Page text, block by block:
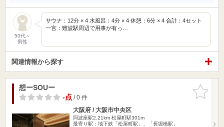
50代～
男性
サウナ：12分 × 4 水風呂：4分 × 4 休憩：6分 × 4 合計：4セット
一言：難波駅周辺で用事が有っ…
関連情報から探す
お気に入
りに追加
想ーSOUー
-点/ 0 件
大阪府 / 大阪市中央区
阿波座駅2.21km 松屋町駅301m
最寄り駅：地下鉄「松屋町駅」、「長堀橋駅」